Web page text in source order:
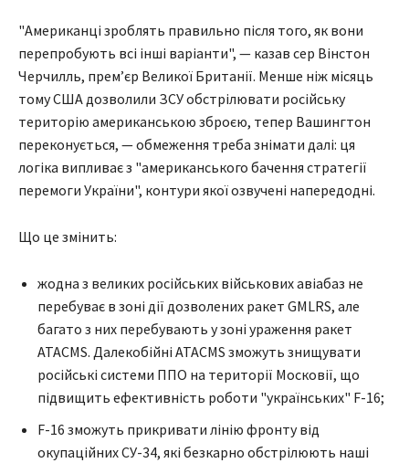
"Американці зроблять правильно після того, як вони
перепробують всі інші варіанти", — казав сер Вінстон
Черчилль, премʼєр Великої Британії. Менше ніж місяць
тому США дозволили ЗСУ обстрілювати російську
територію американською зброєю, тепер Вашингтон
переконується, — обмеження треба знімати далі: ця
логіка випливає з "американського бачення стратегії
перемоги України", контури якої озвучені напередодні.
Що це змінить:
жодна з великих російських військових авіабаз не
перебуває в зоні дії дозволених ракет GMLRS, але
багато з них перебувають у зоні ураження ракет
ATACMS. Далекобійні ATACMS зможуть знищувати
російські системи ППО на території Московії, що
підвищить ефективність роботи "українських" F-16;
F-16 зможуть прикривати лінію фронту від
окупаційних СУ-34, які безкарно обстрілюють наші